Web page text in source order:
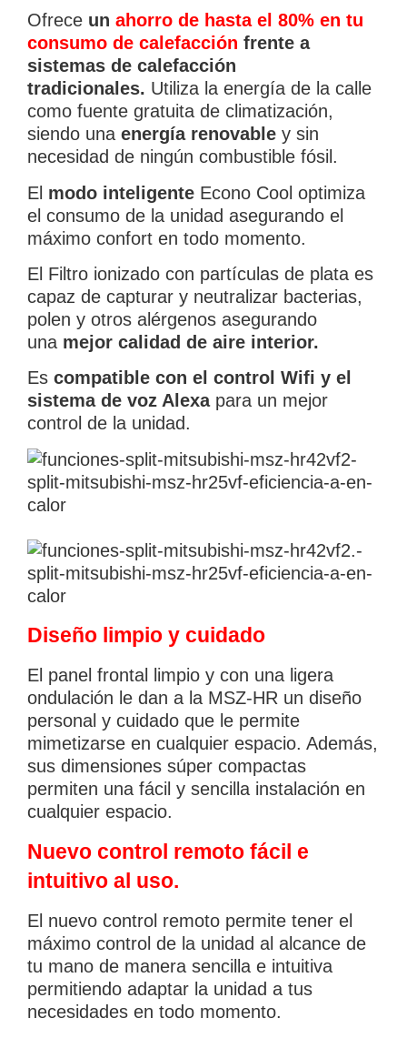
Ofrece un ahorro de hasta el 80% en tu
consumo de calefacción frente a
sistemas de calefacción
tradicionales. Utiliza la energía de la calle
como fuente gratuita de climatización,
siendo una energía renovable y sin
necesidad de ningún combustible fósil.
El modo inteligente Econo Cool optimiza
el consumo de la unidad asegurando el
máximo confort en todo momento.
El Filtro ionizado con partículas de plata es
capaz de capturar y neutralizar bacterias,
polen y otros alérgenos asegurando
una mejor calidad de aire interior.
Es compatible con el control Wifi y el
sistema de voz Alexapara un mejor
control de la unidad.
Diseño limpio y cuidado
El panel frontal limpio y con una ligera
ondulación le dan a la MSZ-­HR un diseño
personal y cuidado que le permite
mimetizarse en cualquier espacio. Además,
sus dimensiones súper compactas
permiten una fácil y sencilla instalación en
cualquier espacio.
Nuevo control remoto fácil e
intuitivo al uso.
El nuevo control remoto permite tener el
máximo control de la unidad al alcance de
tu mano de manera sencilla e intuitiva
permitiendo adaptar la unidad a tus
necesidades en todo momento.